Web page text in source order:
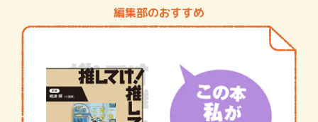
編集部のおすすめ